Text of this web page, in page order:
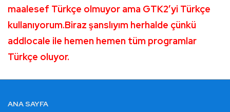
maalesef Türkçe olmuyor ama GTK2’yi Türkçe
kullanıyorum.Biraz şanslıyım herhalde çünkü
addlocale ile hemen hemen tüm programlar
Türkçe oluyor.
ALTBILGI
ANA SAYFA